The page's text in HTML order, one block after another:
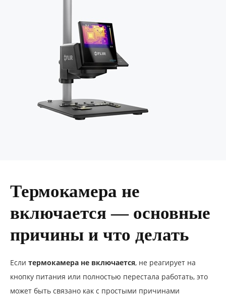
Термокамера не
включается — основные
причины и что делать
Если термокамера не включается, не реагирует на
кнопку питания или полностью перестала работать, это
может быть связано как с простыми причинами